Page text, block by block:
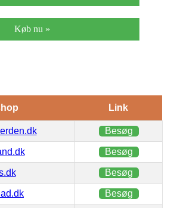
Køb nu »
Link
Besøg
Besøg
Besøg
Besøg